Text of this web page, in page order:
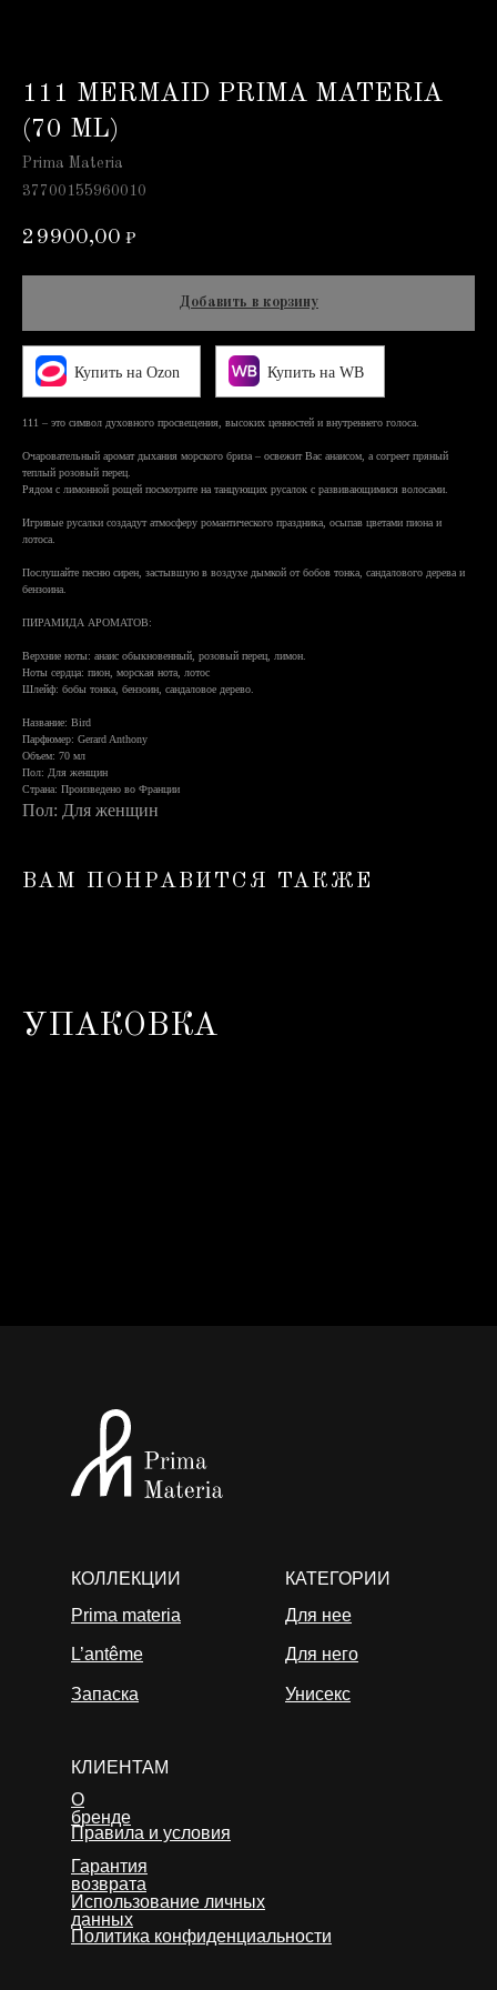
111 MERMAID PRIMA MATERIA
(70 ML)
Prima Materia
37700155960010
29900,00 ₽
Добавить в корзину
Купить на Ozon Купить на WB
111 – это символ духовного просвещения, высоких ценностей и внутреннего голоса.
Очаровательный аромат дыхания морского бриза – освежит Вас анаисом, а согреет пряный
теплый розовый перец.
Рядом с лимонной рощей посмотрите на танцующих русалок с развивающимися волосами.
Игривые русалки создадут атмосферу романтического праздника, осыпав цветами пиона и
лотоса.
Послушайте песню сирен, застывшую в воздухе дымкой от бобов тонка, сандалового дерева и
бензоина.
ПИРАМИДА АРОМАТОВ:
Верхние ноты: анаис обыкновенный, розовый перец, лимон.
Ноты сердца: пион, морская нота, лотос
Шлейф: бобы тонка, бензоин, сандаловое дерево.
Название: Bird
Парфюмер: Gerard Anthony
Объем: 70 мл
Пол: Для женщин
Страна: Произведено во Франции
Пол: Для женщин
ВАМ ПОНРАВИТСЯ ТАКЖЕ
УПАКОВКА
О
бренде
Правила и условия
Гарантия
возврата
Использование личных
данных
Политика конфиденциальности
КЛИЕНТАМ
КАТЕГОРИИ
Для нее
Для него
Унисекс
КОЛЛЕКЦИИ
Prima materia
L’antême
Запаска